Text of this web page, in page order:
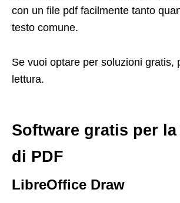
con un file pdf facilmente tanto
testo comune.
Se vuoi optare per soluzioni gratis,
lettura.
Software gratis per
di PDF
LibreOffice Draw